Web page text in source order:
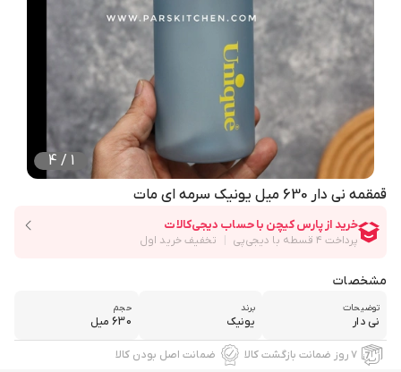
1
/
4
قمقمه نی دار 630 میل یونیک سرمه ای مات
مشخصات
توضیحات
نی دار
برند
یونیک
حجم
630 میل
۷ روز ضمانت بازگشت کالا ضمانت اصل بودن کالا